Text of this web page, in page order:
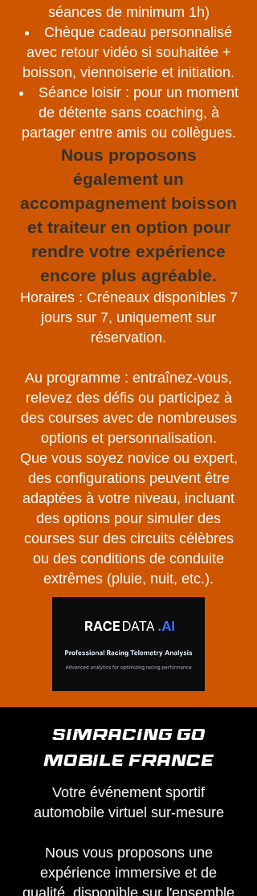
séances de minimum 1h)
Chèque cadeau personnalisé
avec retour vidéo si souhaitée +
boisson, viennoiserie et initiation.
Séance loisir : pour un moment
de détente sans coaching, à
partager entre amis ou collègues.
Nous proposons
également un
accompagnement boisson
et traiteur en option pour
rendre votre expérience
encore plus agréable.
Horaires : Créneaux disponibles 7
jours sur 7, uniquement sur
réservation.
Au programme : entraînez-vous,
relevez des défis ou participez à
des courses avec de nombreuses
options et personnalisation.
Que vous soyez novice ou expert,
des configurations peuvent être
adaptées à votre niveau, incluant
des options pour simuler des
courses sur des circuits célèbres
ou des conditions de conduite
extrêmes (pluie, nuit, etc.).
SIMRACING GO
MOBILE France
Votre événement sportif
automobile virtuel sur-mesure
Nous vous proposons une
expérience immersive et de
qualité, disponible sur l'ensemble